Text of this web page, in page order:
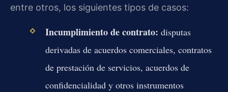
entre otros, los siguientes tipos de casos:
Incumplimiento de contrato: disputas
derivadas de acuerdos comerciales, contratos
de prestación de servicios, acuerdos de
confidencialidad y otros instrumentos